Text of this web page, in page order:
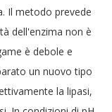
Il metodo prevede
dell'enzima non è
è debole e
un nuovo tipo
la lipasi,